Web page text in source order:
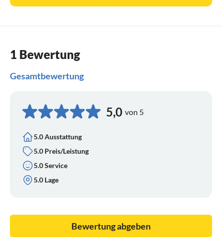
1 Bewertung
Gesamtbewertung
5,0 von 5
5.0 Ausstattung
5.0 Preis/Leistung
5.0 Service
5.0 Lage
Bewertung abgeben